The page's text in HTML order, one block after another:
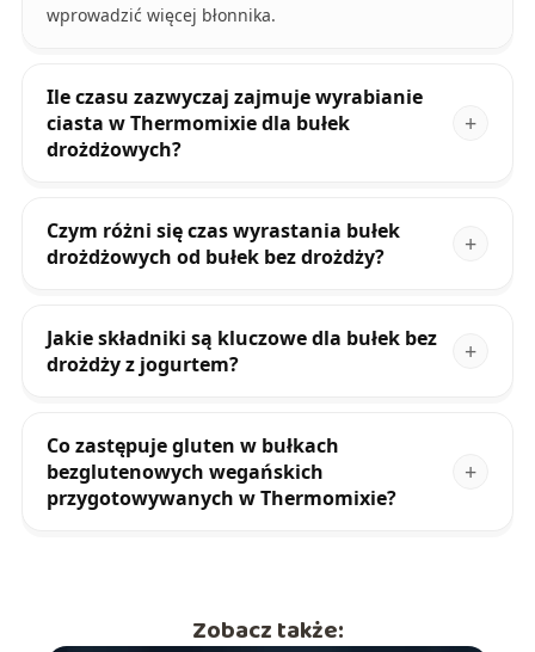
wprowadzić więcej błonnika.
Ile czasu zazwyczaj zajmuje wyrabianie
ciasta w Thermomixie dla bułek
drożdżowych?
Czym różni się czas wyrastania bułek
drożdżowych od bułek bez drożdży?
Jakie składniki są kluczowe dla bułek bez
drożdży z jogurtem?
Co zastępuje gluten w bułkach
bezglutenowych wegańskich
przygotowywanych w Thermomixie?
Zobacz także: